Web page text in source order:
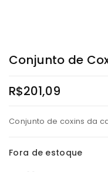
Conjunto de
R$201,09
Conjunto de coxins da
Fora de estoque